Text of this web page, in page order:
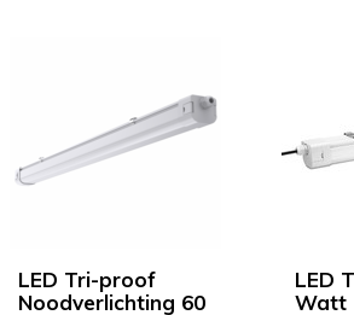
LED Tri-proof
Noodverlichting 60
LED
Watt